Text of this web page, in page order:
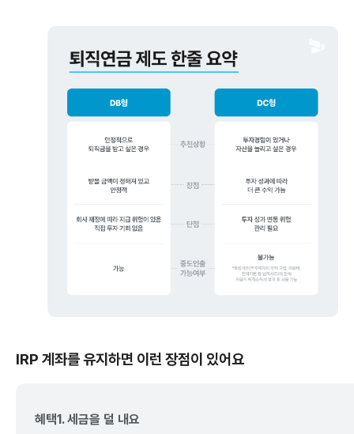
IRP 계좌를 유지하면 이런 장점이 있어요
혜택1. 세금을 덜 내요